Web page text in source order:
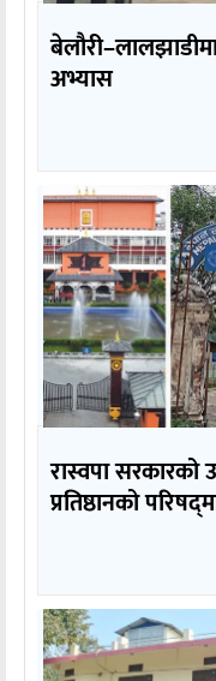
अभ्यास
रास्वपा सरकारको
प्रतिष्ठानको